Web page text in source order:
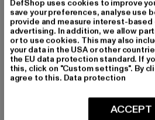
ATHL GREY MDL SB
20,99 EUR
Derzeitiger Preis: 20,99 EUR
24,99 EURAktionspreis: 24,99
-47% NEU
DefShop uses cookies to improve
save your preferences, analyse use
provide and measure interest-
advertising. In addition, we allow
or to use cookies. This may also
your data in the USA or other
the EU data protection standard. If
this, click on "Custom settings". By
agree to this. Data protection
ACCEPT